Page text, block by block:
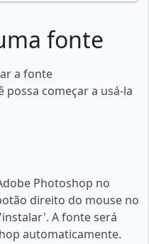
fonte
a fonte
possa começar a usá-la
Photoshop no
direito do mouse no
A fonte será
automaticamente.